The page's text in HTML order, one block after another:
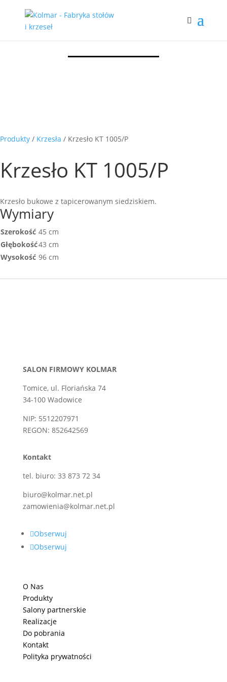
Produkty / Krzesła / Krzesło KT 1005/P
Krzesło KT 1005/P
Krzesło bukowe z tapicerowanym siedziskiem.
Wymiary
Szerokość 45 cm
Głębokość43 cm
Wysokość 96 cm
SALON FIRMOWY KOLMAR
Tomice, ul. Floriańska 74
34-100 Wadowice
NIP: 5512207971
REGON: 852642569
Kontakt
tel. biuro: 33 873 72 34
biuro@kolmar.net.pl
zamowienia@kolmar.net.pl
Obserwuj
Obserwuj
O Nas
Produkty
Salony partnerskie
Realizacje
Do pobrania
Kontakt
Polityka prywatności